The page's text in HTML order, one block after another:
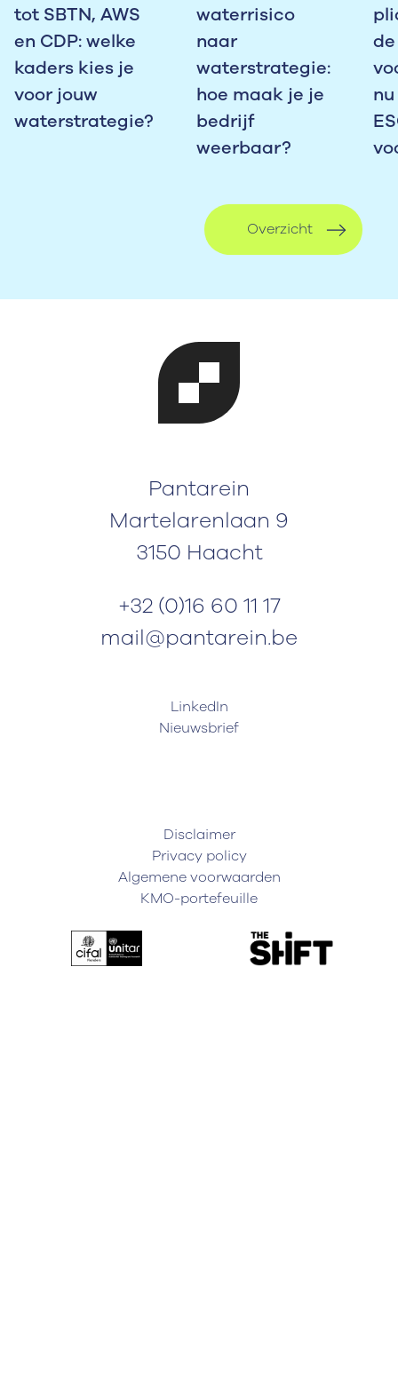
tot SBTN, AWS
en CDP: welke
kaders kies je
voor jouw
waterstrategie?
waterrisico
naar
waterstrategie:
hoe maak je je
bedrijf
weerbaar?
Overzicht
LinkedIn
Nieuwsbrief
Pantarein
Martelarenlaan 9
3150 Haacht
+32 (0)16 60 11 17
mail@pantarein.be
Disclaimer
Privacy policy
Algemene voorwaarden
KMO-portefeuille